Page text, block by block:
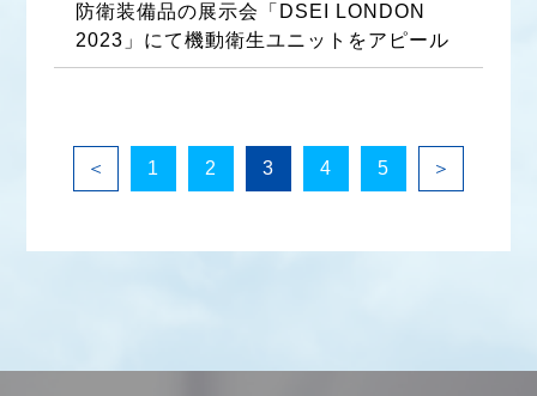
防衛装備品の展示会「DSEI LONDON
2023」にて機動衛生ユニットをアピール
＜ 1 2 3 4 5 ＞